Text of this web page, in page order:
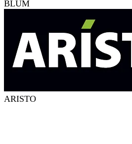
BLUM
ARISTO